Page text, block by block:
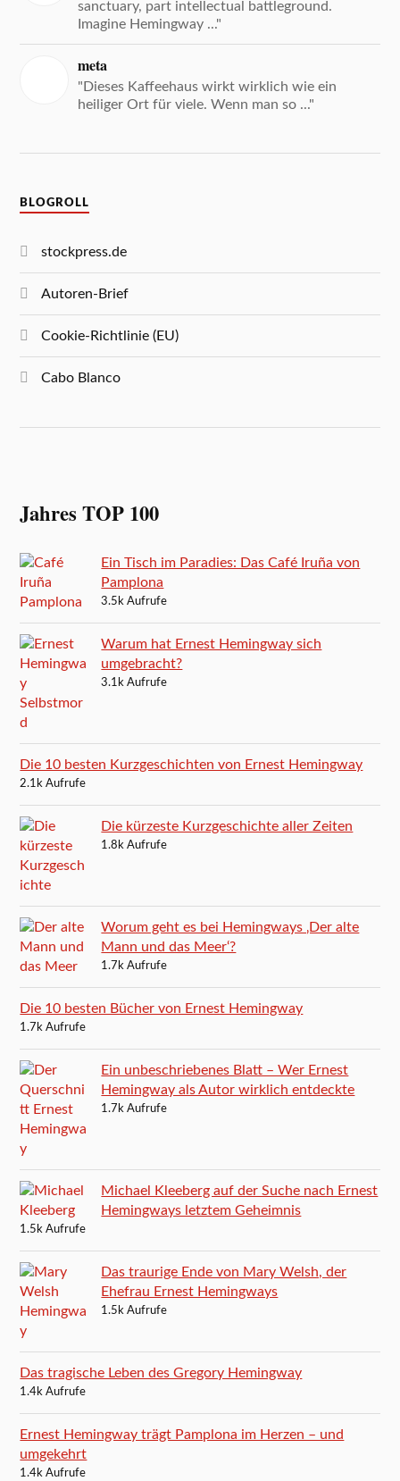
sanctuary, part intellectual battleground.
Imagine Hemingway ..."
meta
"Dieses Kaffeehaus wirkt wirklich wie ein
heiliger Ort für viele. Wenn man so ..."
BLOGROLL
stockpress.de
Autoren-Brief
Cookie-Richtlinie (EU)
Cabo Blanco
Jahres TOP 100
Ein Tisch im Paradies: Das Café Iruña von
Pamplona
3.5k Aufrufe
Warum hat Ernest Hemingway sich
umgebracht?
3.1k Aufrufe
Die 10 besten Kurzgeschichten von Ernest Hemingway
2.1k Aufrufe
Die kürzeste Kurzgeschichte aller Zeiten
1.8k Aufrufe
Worum geht es bei Hemingways ‚Der alte
Mann und das Meer‘?
1.7k Aufrufe
Die 10 besten Bücher von Ernest Hemingway
1.7k Aufrufe
Ein unbeschriebenes Blatt – Wer Ernest
Hemingway als Autor wirklich entdeckte
1.7k Aufrufe
Michael Kleeberg auf der Suche nach Ernest
Hemingways letztem Geheimnis
1.5k Aufrufe
Das traurige Ende von Mary Welsh, der
Ehefrau Ernest Hemingways
1.5k Aufrufe
Das tragische Leben des Gregory Hemingway
1.4k Aufrufe
Ernest Hemingway trägt Pamplona im Herzen – und
umgekehrt
1.4k Aufrufe